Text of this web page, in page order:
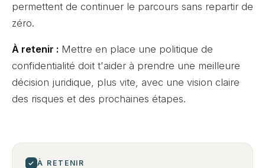
permettent de continuer le parcours sans repartir de
zéro.
À retenir : Mettre en place une politique de
confidentialité doit t'aider à prendre une meilleure
décision juridique, plus vite, avec une vision claire
des risques et des prochaines étapes.
✓ À RETENIR